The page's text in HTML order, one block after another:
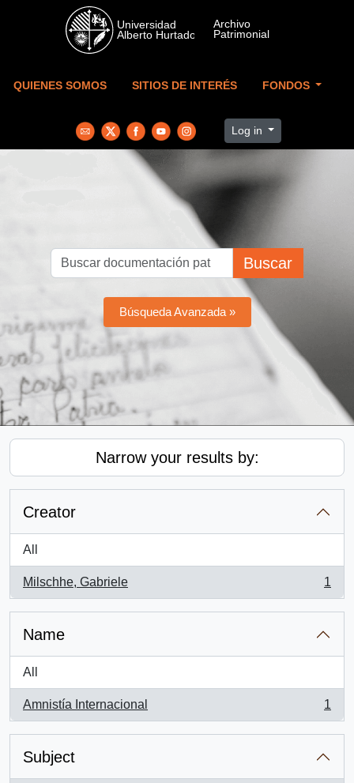
Skip to main content
QUIENES SOMOS SITIOS DE INTERÉS FONDOS
Log in
Buscar
Búsqueda Avanzada »
Narrow your results by:
Creator
All
Milschhe, Gabriele
, 1 results
1
Name
All
Amnistía Internacional
, 1 results
1
Subject